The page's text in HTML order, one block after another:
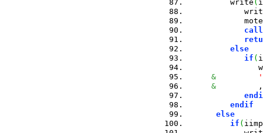
         write
(
call
else
if (
&
&
endif
else
if (